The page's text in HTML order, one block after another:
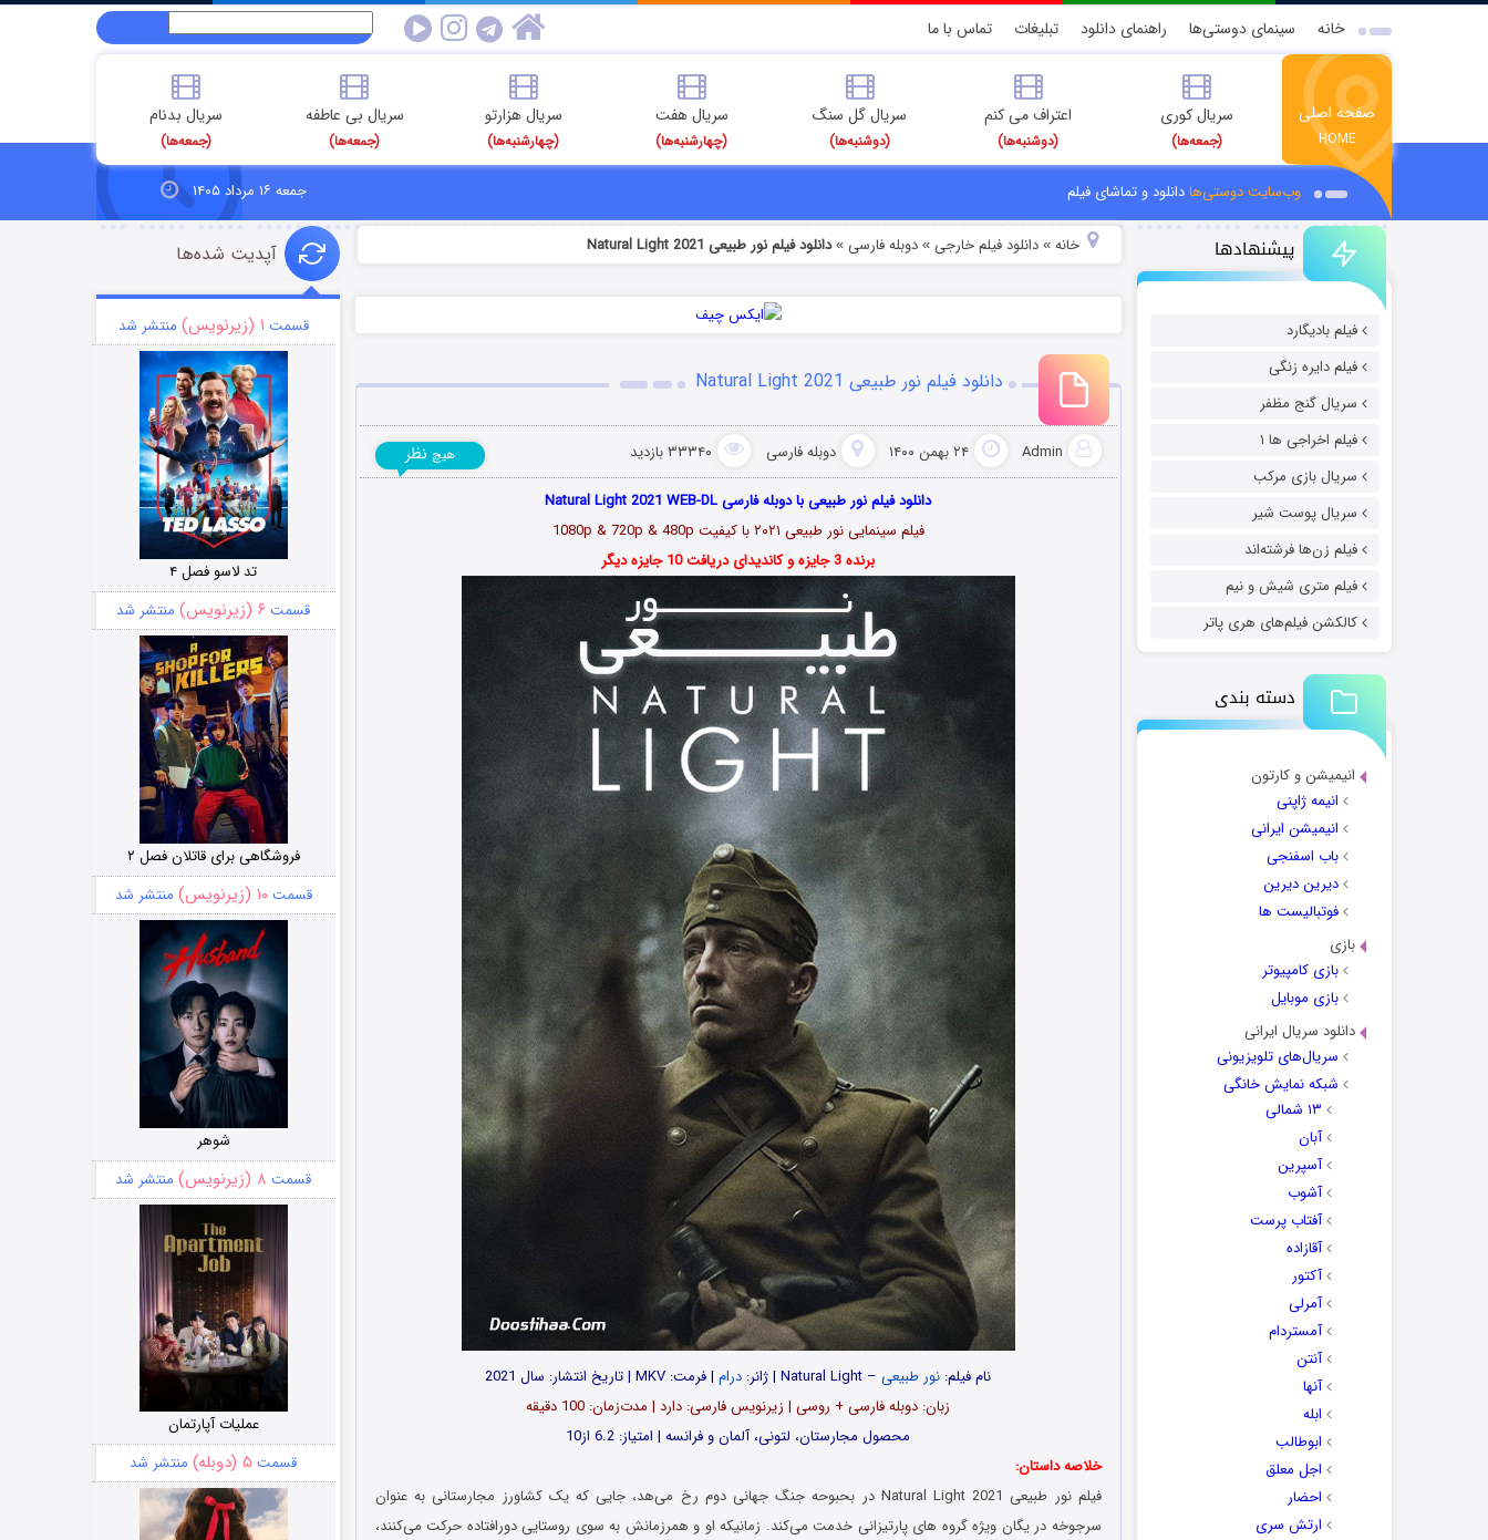
خانه سینمای دوستی‌ها راهنمای دانلود تبلیغات تماس با ما
صفحه اصلی
HOME
سریال کوری
(جمعه‌ها)
اعتراف می کنم
(دوشنبه‌ها)
سریال گل سنگ
(دوشنبه‌ها)
سریال هفت
(چهارشنبه‌ها)
سریال هزارتو
(چهارشنبه‌ها)
سریال بی عاطفه
(جمعه‌ها)
سریال بدنام
(جمعه‌ها)
وب‌سایت دوستی‌هادانلود و تماشای فیلم جمعه ۱۶ مرداد ۱۴۰۵
پیشنهادها
فیلم بادیگارد
فیلم دایره زنگی
سریال گنج مظفر
فیلم اخراجی ها ۱
سریال بازی مرکب
سریال پوست شیر
فیلم زن‌ها فرشته‌اند
فیلم متری شیش و نیم
کالکشن فیلم‌های هری پاتر
دسته بندی
انیمیشن و کارتون
انیمه ژاپنی
انیمیشن ایرانی
باب اسفنجی
دیرین دیرین
فوتبالیست ها
بازی
بازی کامپیوتر
بازی موبایل
دانلود سریال ایرانی
سریال‌های تلویزیونی
شبکه نمایش خانگی
۱۳ شمالی
آبان
آسپرین
آشوب
آفتاب پرست
آقازاده
آکتور
آمرلی
آمستردام
آنتن
آنها
ابله
ابوطالب
اجل معلق
احضار
ارتش سری
خانه» دانلود فیلم خارجی » دوبله فارسی »دانلود فیلم نور طبیعی Natural Light 2021
دانلود فیلم نور طبیعی Natural Light 2021
Admin ۲۴ بهمن ۱۴۰۰ دوبله فارسی ۳۳۳۴۰ بازدید هیچ نظر
دانلود فیلم نور طبیعی با دوبله فارسی Natural Light 2021 WEB-DL
فیلم سینمایی نور طبیعی ۲۰۲۱با کیفیت 1080p & 720p & 480p
برنده 3 جایزه و کاندیدای دریافت 10 جایزه دیگر
نام فیلم: نور طبیعی– Natural Light | ژانر: درام| فرمت: MKV | تاریخ انتشار: سال 2021
زبان: دوبله فارسی + روسی | زیرنویس فارسی: دارد | مدت‌زمان: 100 دقیقه
محصول مجارستان، لتونی، آلمان و فرانسه | امتیاز: 6.2 از10
خلاصه داستان:
فیلم نور طبیعی Natural Light 2021 در بحبوحه جنگ جهانی دوم رخ می‌هد، جایی که یک کشاورز مجارستانی به عنوان
سرجوخه در یگان ویژه گروه های پارتیزانی خدمت می‌کند. زمانیکه او و همرزمانش به سوی روستایی دورافتاده حرکت می‌کنند،
آپدیت شده‌ها
قسمت ۱ (زیرنویس) منتشر شد
تد لاسو فصل ۴
قسمت ۶ (زیرنویس) منتشر شد
فروشگاهی برای قاتلان فصل ۲
قسمت۱۰ (زیرنویس) منتشر شد
شوهر
قسمت ۸ (زیرنویس) منتشر شد
عملیات آپارتمان
قسمت ۵ (دوبله) منتشر شد